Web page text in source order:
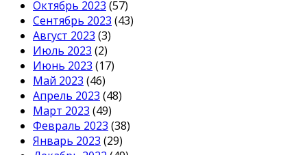
Октябрь 2023 (57)
Сентябрь 2023 (43)
Август 2023 (3)
Июль 2023 (2)
Июнь 2023 (17)
Май 2023 (46)
Апрель 2023 (48)
Март 2023 (49)
Февраль 2023 (38)
Январь 2023 (29)